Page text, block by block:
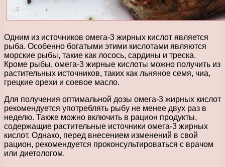
Одним из источников омега-3 жирных кислот является
рыба. Особенно богатыми этими кислотами являются
морские рыбы, такие как лосось, сардины и треска.
Кроме рыбы, омега-3 жирные кислоты можно получить из
растительных источников, таких как льняное семя, чиа,
грецкие орехи и соевое масло.
Для получения оптимальной дозы омега-3 жирных кислот
рекомендуется употреблять рыбу не менее двух раз в
неделю. Также можно включить в рацион продукты,
содержащие растительные источники омега-3 жирных
кислот. Однако, перед внесением изменений в свой
рацион, рекомендуется проконсультироваться с врачом
или диетологом.